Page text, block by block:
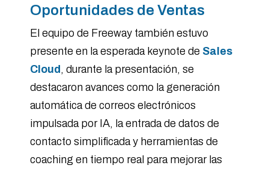
Oportunidades de Ventas
El equipo de Freeway también estuvo
presente en la esperada keynote de Sales
Cloud , durante la presentación, se
destacaron avances como la generación
automática de correos electrónicos
impulsada por IA, la entrada de datos de
contacto simplificada y herramientas de
coaching en tiempo real para mejorar las